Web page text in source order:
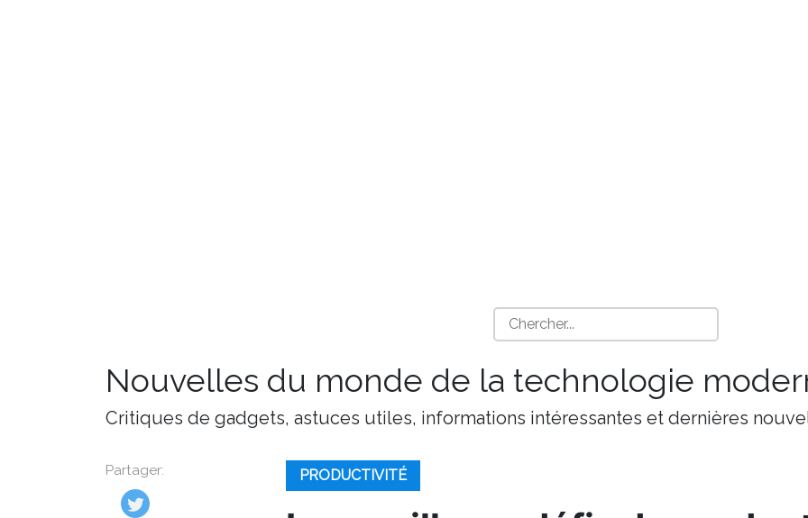
Nouvelles du monde de la technologie
Critiques de gadgets, astuces utiles, informations intéressantes et dernières
Partager: PRODUCTIVITÉ